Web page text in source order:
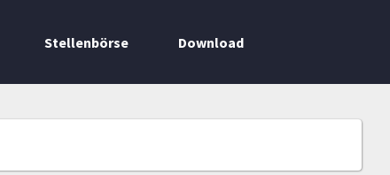
Stellenbörse Download